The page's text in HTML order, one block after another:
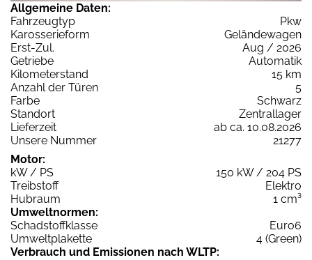
Allgemeine Daten:
Fahrzeugtyp
Pkw
Karosserieform
Geländewagen
Erst-Zul.
Aug / 2026
Getriebe
Automatik
Kilometerstand
15 km
Anzahl der Türen
5
Farbe
Schwarz
Standort
Zentrallager
Lieferzeit
ab ca. 10.08.2026
Unsere Nummer
21277
Motor:
kW / PS
150 kW / 204 PS
Treibstoff
Elektro
Hubraum
1 cm³
Umweltnormen:
Schadstoffklasse
Euro6
Umweltplakette
4 (Green)
Verbrauch und Emissionen nach WLTP: